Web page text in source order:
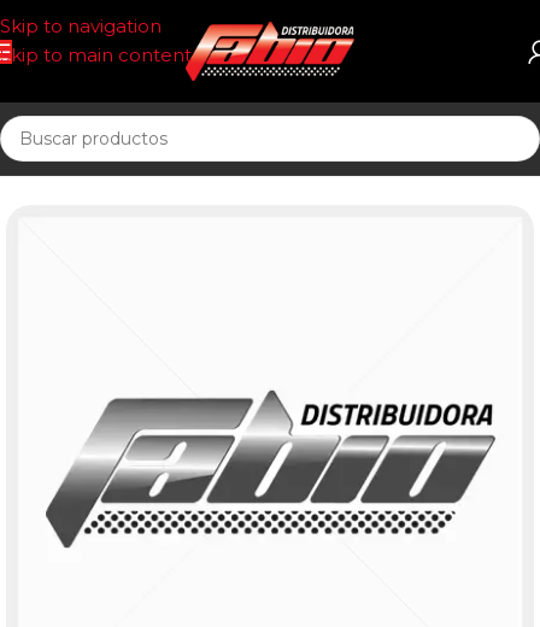
Skip to navigation
Skip to main content
Inicio CORREAS AUT. POSIT DR